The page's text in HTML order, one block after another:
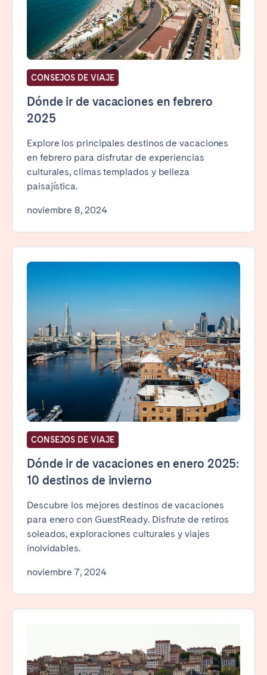
CONSEJOS DE VIAJE
Dónde ir de vacaciones en febrero
2025
Explore los principales destinos de vacaciones
en febrero para disfrutar de experiencias
culturales, climas templados y belleza
paisajística.
noviembre 8, 2024
CONSEJOS DE VIAJE
Dónde ir de vacaciones en enero 2025:
10 destinos de invierno
Descubre los mejores destinos de vacaciones
para enero con GuestReady. Disfrute de retiros
soleados, exploraciones culturales y viajes
inolvidables.
noviembre 7, 2024